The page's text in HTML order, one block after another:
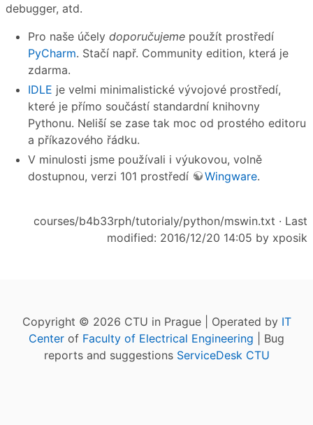
debugger, atd.
Pro naše účely doporučujeme použít prostředí
PyCharm. Stačí např. Community edition, která je
zdarma.
IDLE je velmi minimalistické vývojové prostředí,
které je přímo součástí standardní knihovny
Pythonu. Neliší se zase tak moc od prostého editoru
a příkazového řádku.
V minulosti jsme používali i výukovou, volně
dostupnou, verzi 101 prostředí
Wingware.
courses/b4b33rph/tutorialy/python/mswin.txt · Last
modified: 2016/12/20 14:05 by xposik
Copyright © 2026 CTU in Prague | Operated by IT
Center of Faculty of Electrical Engineering | Bug
reports and suggestions ServiceDesk CTU